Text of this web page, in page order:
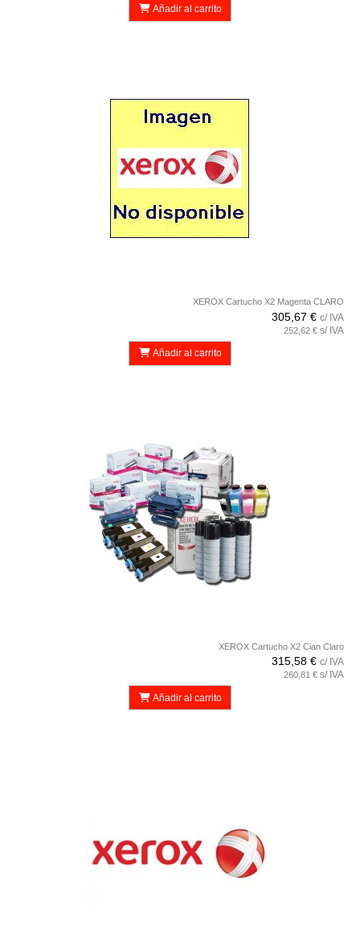
Añadir al carrito
XEROX Cartucho X2 Magenta CLARO
305,67 € c/ IVA
252,62 € s/ IVA
Añadir al carrito
XEROX Cartucho X2 Cian Claro
315,58 € c/ IVA
260,81 € s/ IVA
Añadir al carrito